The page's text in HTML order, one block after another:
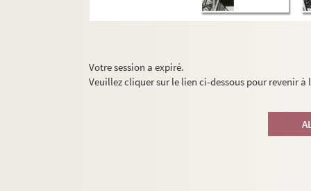
Votre session a expiré.
Veuillez cliquer sur le lien ci-dessous pour revenir